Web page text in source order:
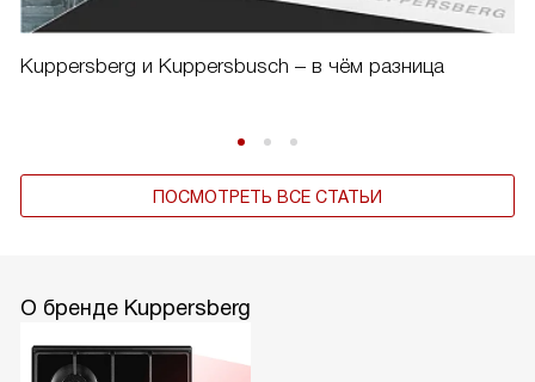
Kuppersberg и Kuppersbusch – в чём разница
ПОСМОТРЕТЬ ВСЕ СТАТЬИ
О бренде Kuppersberg